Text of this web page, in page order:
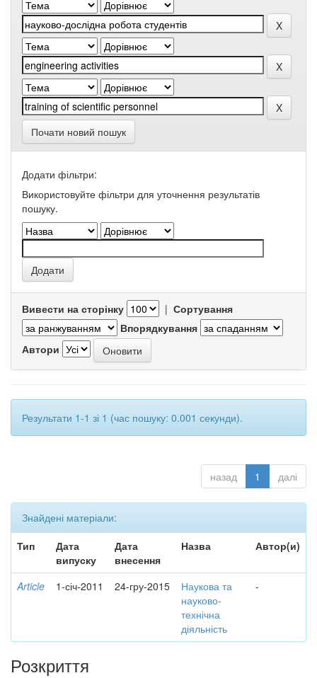
Почати новий пошук
Додати фільтри:
Використовуйте фільтри для уточнення результатів
пошуку.
Вивести на сторінку | Сортування
Впорядкування
Автори
Результати 1-1 зі 1 (час пошуку: 0.001 секунди).
назад 1 далі
Знайдені матеріали:
Тип
Дата
випуску
Дата
внесення
Назва Автор(и)
Article 1-січ-2011 24-гру-2015
Наукова та
науково-
технічна
діяльність
-
Розкриття